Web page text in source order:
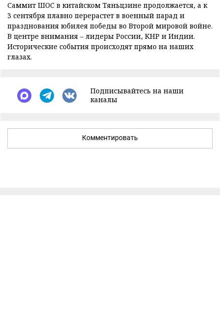
Саммит ШОС в китайском Тяньцзине продолжается, а к
3 сентября плавно перерастет в военный парад и
празднования юбилея победы во Второй мировой войне.
В центре внимания – лидеры России, КНР и Индии.
Исторические события происходят прямо на наших
глазах.
Подписывайтесь на наши
каналы
Комментировать